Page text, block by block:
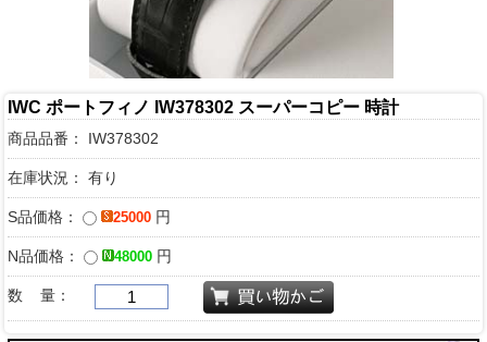
IWC ポートフィノ IW378302 スーパーコピー 時計
商品品番： IW378302
在庫状況： 有り
S品価格： 25000 円
N品価格： 48000 円
数 量：